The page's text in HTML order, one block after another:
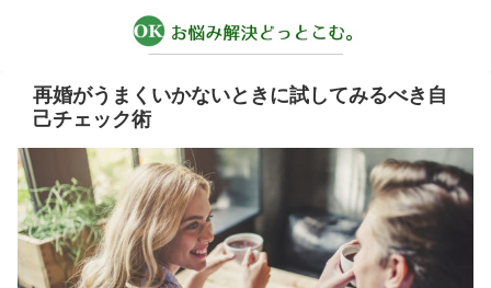
再婚がうまくいかないときに試してみるべき自
己チェック術